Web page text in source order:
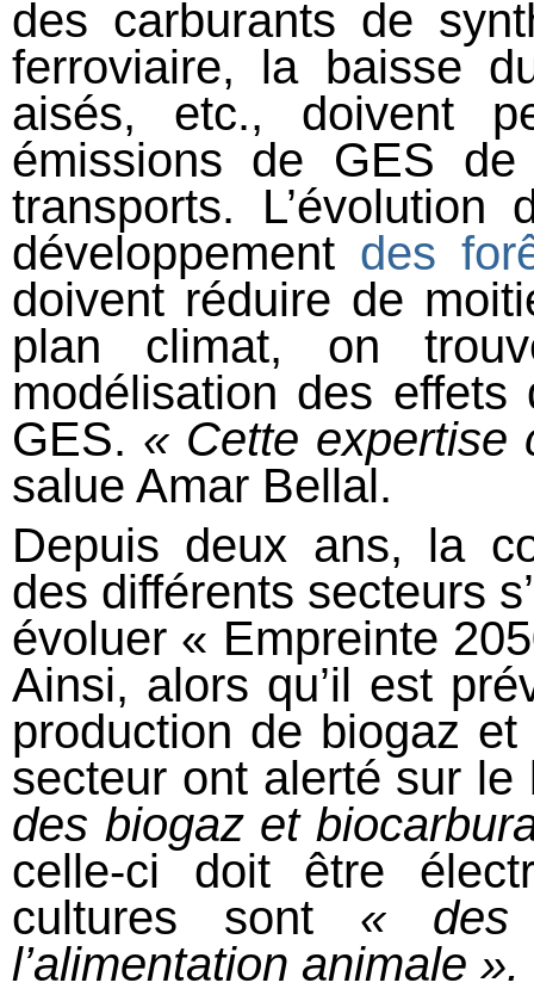
des carburants de
ferroviaire, la baisse
aisés, etc., doivent
émissions de GES
transports.
développement des
doivent réduire de
plan climat, on
modélisation des
GES. « Cette expertise
salue Amar Bellal.
Depuis deux ans, la
des différents secteurs
évoluer « Empreinte
Ainsi, alors qu’il est
production de biogaz
secteur ont alerté sur
des biogaz et
celle-ci doit être
cultures sont « des
l’alimentation animale ».